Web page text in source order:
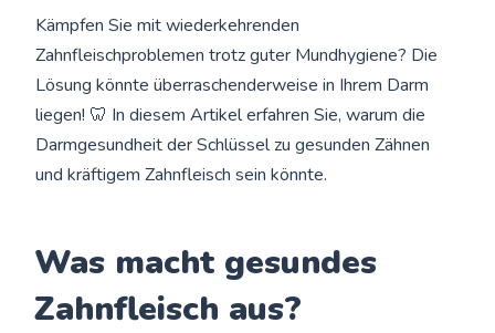
Kämpfen Sie mit wiederkehrenden
Zahnfleischproblemen trotz guter Mundhygiene? Die
Lösung könnte überraschenderweise in Ihrem Darm
liegen! 🦷 In diesem Artikel erfahren Sie, warum die
Darmgesundheit der Schlüssel zu gesunden Zähnen
und kräftigem Zahnfleisch sein könnte.
Was macht gesundes
Zahnfleisch aus?